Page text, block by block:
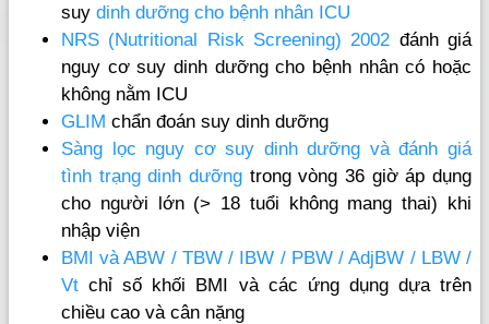
suy dinh dưỡng cho bệnh nhân ICU
NRS (Nutritional Risk Screening) 2002 đánh giá
nguy cơ suy dinh dưỡng cho bệnh nhân có hoặc
không nằm ICU
GLIM chẩn đoán suy dinh dưỡng
Sàng lọc nguy cơ suy dinh dưỡng và đánh giá
tình trạng dinh dưỡng trong vòng 36 giờ áp dụng
cho người lớn (> 18 tuổi không mang thai) khi
nhập viện
BMI và ABW / TBW / IBW / PBW / AdjBW / LBW /
Vt chỉ số khối BMI và các ứng dụng dựa trên
chiều cao và cân nặng